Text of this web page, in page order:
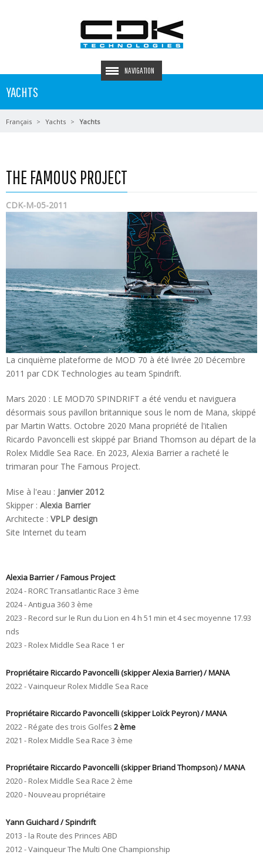
NAVIGATION
YACHTS
Français Yachts Yachts
THE FAMOUS PROJECT
CDK-M-05-2011
La cinquième plateforme de MOD 70 à été livrée 20 Décembre
2011 par CDK Technologies au team Spindrift.
Mars 2020 : LE MOD70 SPINDRIFT a été vendu et naviguera
désormais sous pavillon britannique sous le nom de Mana, skippé
par Martin Watts. Octobre 2020 Mana propriété de l'italien
Ricardo Pavoncelli est skippé par Briand Thomson au départ de la
Rolex Middle Sea Race. En 2023, Alexia Barrier a racheté le
trimaran pour The Famous Project.
Mise à l'eau : Janvier 2012
Skipper : Alexia Barrier
Architecte : VPLP design
Site Internet du team
Alexia Barrier / Famous Project
2024 - RORC Transatlantic Race 3 ème
2024 - Antigua 360 3 ème
2023 - Record sur le Run du Lion en 4 h 51 min et 4 sec moyenne 17.93
nds
2023 - Rolex Middle Sea Race 1 er
Propriétaire Riccardo Pavoncelli (skipper Alexia Barrier) / MANA
2022 - Vainqueur Rolex Middle Sea Race
Propriétaire Riccardo Pavoncelli (skipper Loïck Peyron) / MANA
2022 - Régate des trois Golfes 2 ème
2021 - Rolex Middle Sea Race 3 ème
Propriétaire Riccardo Pavoncelli (skipper Briand Thompson) / MANA
2020 - Rolex Middle Sea Race 2 ème
2020 - Nouveau propriétaire
Yann Guichard / Spindrift
2013 - la Route des Princes ABD
2012 - Vainqueur The Multi One Championship